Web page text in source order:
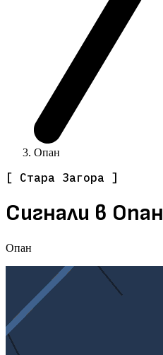
Опан
[ Стара Загора ]
Сигнали в Опан
Опан